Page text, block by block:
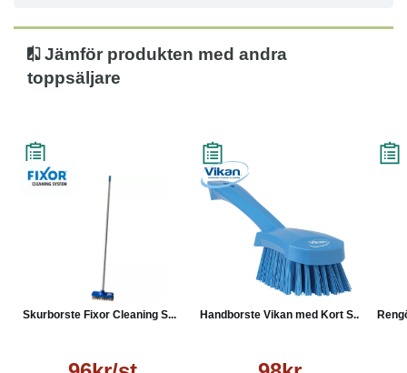
Jämför produkten med andra
toppsäljare
Skurborste Fixor Cleaning S... Handborste Vikan med Kort S...